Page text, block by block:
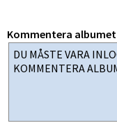
Kommentera albumet